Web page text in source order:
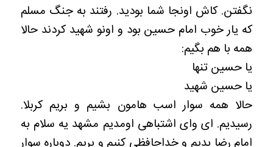
نگفتن. کاش اونجا شما بودید. رفتند به جنگ مسلم
که یار خوب امام حسین بود و اونو شهید کردند حالا
همه با هم بگیم:
یا حسین تنها
یا حسین شهید
حالا همه سوار اسب هامون بشیم و بریم کربلا.
رسیدیم. ای وای اشتباهی اومدیم مشهد یه سلام به